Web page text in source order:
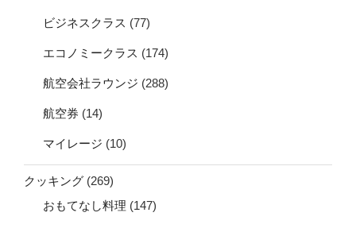
ビジネスクラス (77)
エコノミークラス (174)
航空会社ラウンジ (288)
航空券 (14)
マイレージ (10)
クッキング (269)
おもてなし料理 (147)